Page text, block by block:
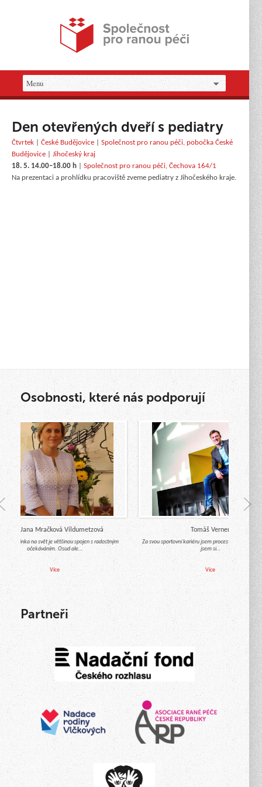
Den otevřených dveří s pediatry
Čtvrtek České Budějovice
Společnost pro ranou péči, pobočka České
Budějovice
Jihočeský kraj
18. 5. 14.00–18.00 h
Společnost pro ranou péči, Čechova 164/1
Na prezentaci a prohlídku pracoviště zveme pediatry z Jihočeského kraje.
Osobnosti, které nás podporují
Mgr. Jana Mračková Vildumetzová
miminka na svět je většinou spojen s radostným
očekáváním. Osud ale…
Více
Tomáš Verner
Za svou sportovní kariéru jsem procestoval celý svět
jsem si…
Více
Partneři